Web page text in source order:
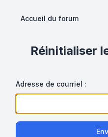
Accueil du forum
Réinitialiser
Adresse de courriel :